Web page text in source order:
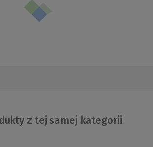
z tej samej kategorii